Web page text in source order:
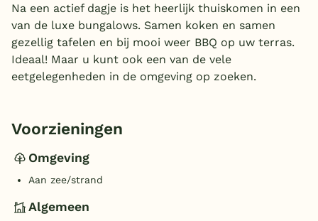
Na een actief dagje is het heerlijk thuiskomen in een
van de luxe bungalows. Samen koken en samen
gezellig tafelen en bij mooi weer BBQ op uw terras.
Ideaal! Maar u kunt ook een van de vele
eetgelegenheden in de omgeving op zoeken.
Voorzieningen
Omgeving
Aan zee/strand
Algemeen